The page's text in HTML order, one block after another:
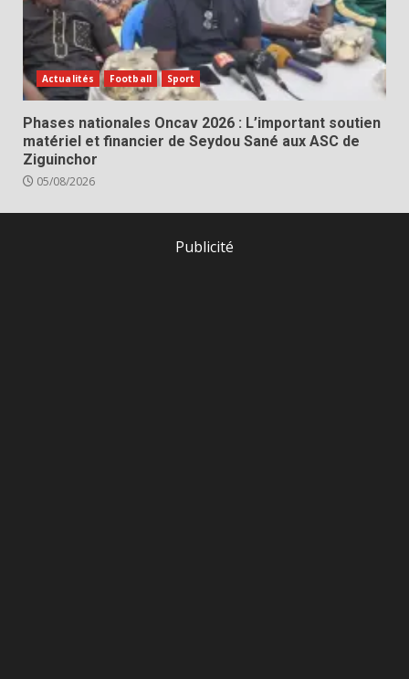
Actualités Football Sport
Phases nationales Oncav 2026 : L’important soutien
matériel et financier de Seydou Sané aux ASC de
Ziguinchor
05/08/2026
Publicité